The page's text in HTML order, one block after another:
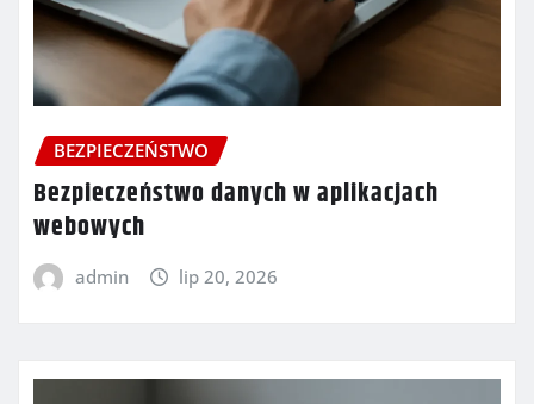
BEZPIECZEŃSTWO
Bezpieczeństwo danych w aplikacjach
webowych
admin lip 20, 2026